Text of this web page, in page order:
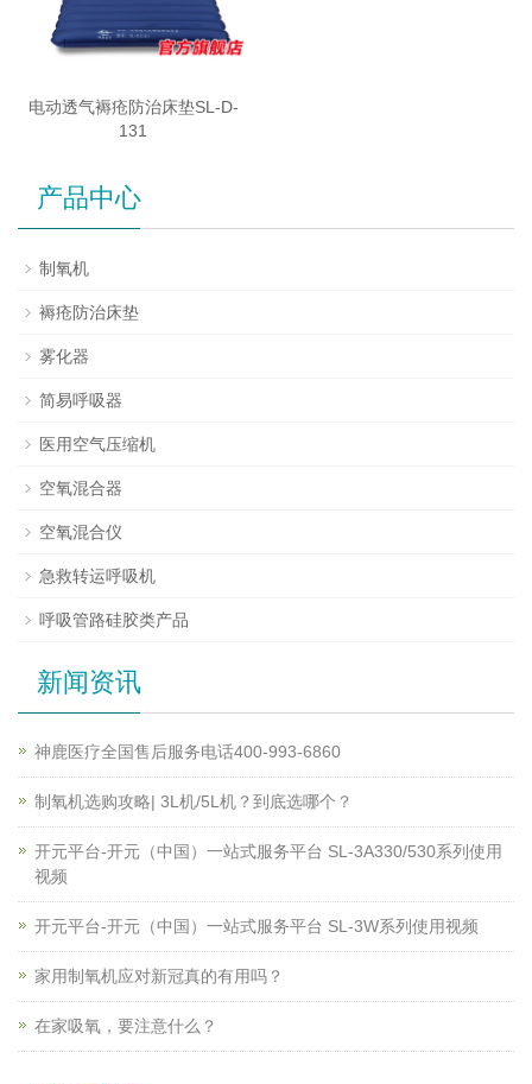
电动透气褥疮防治床垫SL-D-
131
产品中心
制氧机
褥疮防治床垫
雾化器
简易呼吸器
医用空气压缩机
空氧混合器
空氧混合仪
急救转运呼吸机
呼吸管路硅胶类产品
新闻资讯
神鹿医疗全国售后服务电话400-993-6860
制氧机选购攻略| 3L机/5L机？到底选哪个？
开元平台-开元（中国）一站式服务平台 SL-3A330/530系列使用
视频
开元平台-开元（中国）一站式服务平台 SL-3W系列使用视频
家用制氧机应对新冠真的有用吗？
在家吸氧，要注意什么？